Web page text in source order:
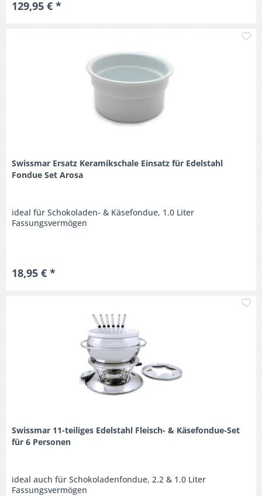
129,95 € *
Swissmar Ersatz Keramikschale Einsatz für Edelstahl
Fondue Set Arosa
ideal für Schokoladen- & Käsefondue, 1.0 Liter
Fassungsvermögen
18,95 € *
Swissmar 11-teiliges Edelstahl Fleisch- & Käsefondue-Set
für 6 Personen
ideal auch für Schokoladenfondue, 2.2 & 1.0 Liter
Fassungsvermögen